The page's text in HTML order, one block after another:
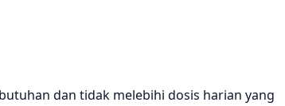
dan tidak melebihi dosis harian yang